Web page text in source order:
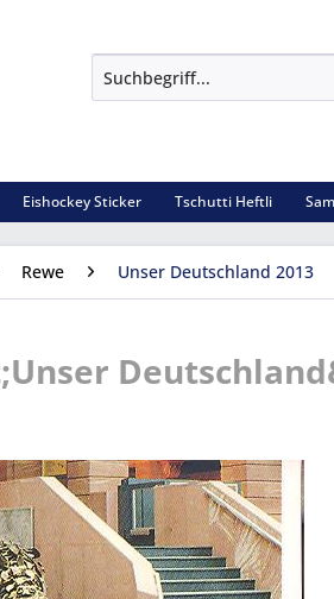
Eishockey Sticker Tschutti Heftli
Rewe Unser Deutschland 2013